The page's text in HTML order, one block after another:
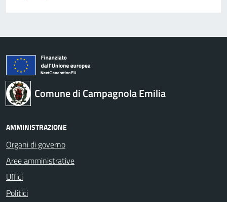
Comune di Campagnola Emilia
AMMINISTRAZIONE
Organi di governo
Aree amministrative
Uffici
Politici